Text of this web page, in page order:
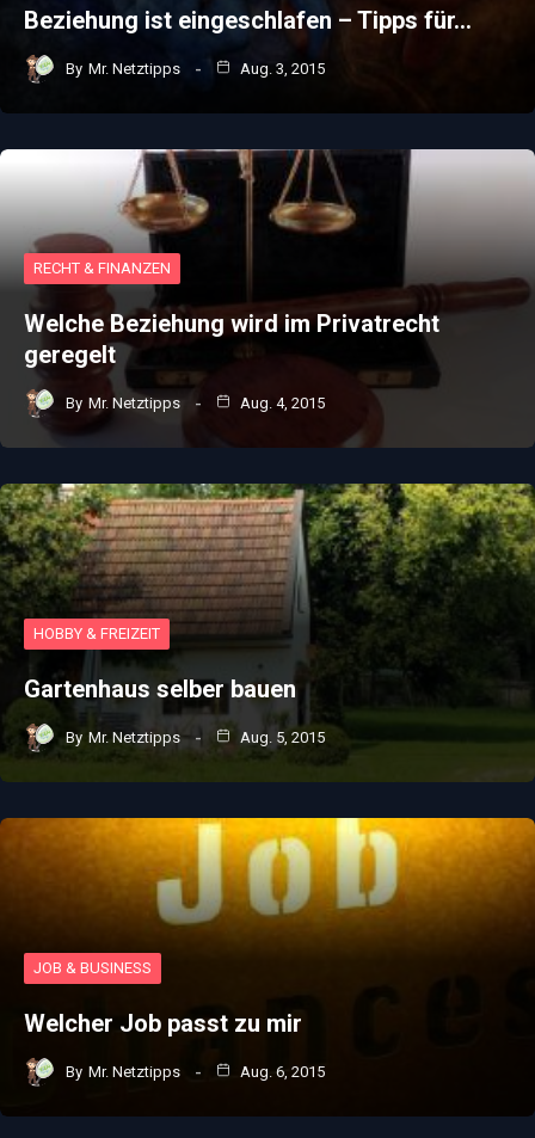
Beziehung ist eingeschlafen – Tipps für…
By Mr. Netztipps Aug. 3, 2015
RECHT & FINANZEN
Welche Beziehung wird im Privatrecht
geregelt
By Mr. Netztipps Aug. 4, 2015
HOBBY & FREIZEIT
Gartenhaus selber bauen
By Mr. Netztipps Aug. 5, 2015
JOB & BUSINESS
Welcher Job passt zu mir
By Mr. Netztipps Aug. 6, 2015